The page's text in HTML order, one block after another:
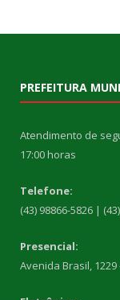
PREFEITURA
Atendimento de
17:00 horas
Telefone:
(43) 98866-5826 |
Presencial:
Avenida Brasil, 1229